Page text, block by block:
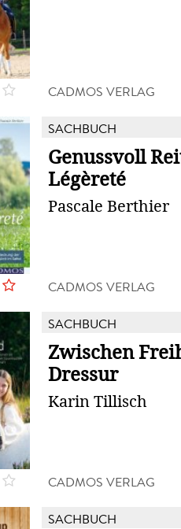
CADMOS VERLAG
SACHBUCH
Genussvoll
Légèreté
Pascale Berthier
CADMOS VERLAG
SACHBUCH
Zwischen
Dressur
Karin Tillisch
CADMOS VERLAG
SACHBUCH